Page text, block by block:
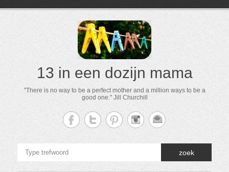
13 in een dozijn mama
"There is no way to be a perfect mother and a million ways to be a
good one." Jill Churchill
zoek